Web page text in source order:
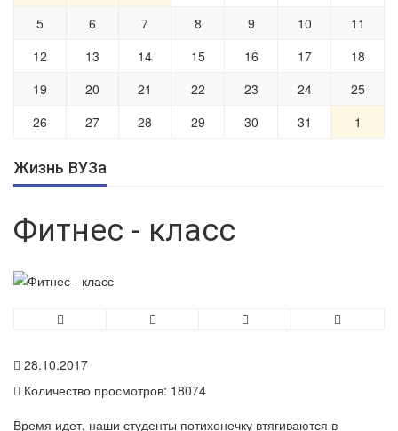
5
6 7 8 9 10
11
12
13 14 15 16 17
18
19
20 21 22 23 24
25
26
27 28 29 30 31 1
Жизнь ВУЗа
Фитнес - класс
28.10.2017
Количество просмотров: 18074
Время идет, наши студенты потихонечку втягиваются в